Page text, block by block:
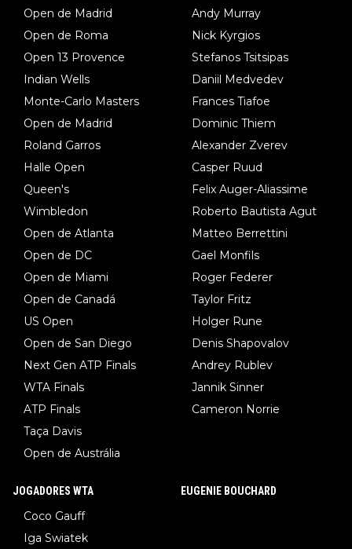
Open de Madrid
Open de Roma
Open 13 Provence
Indian Wells
Monte-Carlo Masters
Open de Madrid
Roland Garros
Halle Open
Queen's
Wimbledon
Open de Atlanta
Open de DC
Open de Miami
Open de Canadá
US Open
Open de San Diego
Next Gen ATP Finals
WTA Finals
ATP Finals
Taça Davis
Open de Austrália
Andy Murray
Nick Kyrgios
Stefanos Tsitsipas
Daniil Medvedev
Frances Tiafoe
Dominic Thiem
Alexander Zverev
Casper Ruud
Felix Auger-Aliassime
Roberto Bautista Agut
Matteo Berrettini
Gael Monfils
Roger Federer
Taylor Fritz
Holger Rune
Denis Shapovalov
Andrey Rublev
Jannik Sinner
Cameron Norrie
JOGADORES WTA
Coco Gauff
Iga Swiatek
EUGENIE BOUCHARD